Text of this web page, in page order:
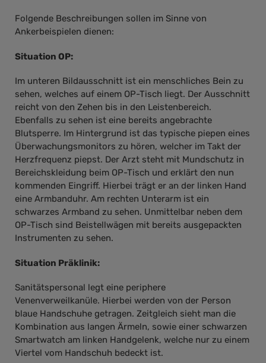
Folgende Beschreibungen sollen im Sinne von
Ankerbeispielen dienen:
Situation OP:
Im unteren Bildausschnitt ist ein menschliches Bein zu
sehen, welches auf einem OP-Tisch liegt. Der Ausschnitt
reicht von den Zehen bis in den Leistenbereich.
Ebenfalls zu sehen ist eine bereits angebrachte
Blutsperre. Im Hintergrund ist das typische piepen eines
Überwachungsmonitors zu hören, welcher im Takt der
Herzfrequenz piepst. Der Arzt steht mit Mundschutz in
Bereichskleidung beim OP-Tisch und erklärt den nun
kommenden Eingriff. Hierbei trägt er an der linken Hand
eine Armbanduhr. Am rechten Unterarm ist ein
schwarzes Armband zu sehen. Unmittelbar neben dem
OP-Tisch sind Beistellwägen mit bereits ausgepackten
Instrumenten zu sehen.
Situation Präklinik:
Sanitätspersonal legt eine periphere
Venenverweilkanüle. Hierbei werden von der Person
blaue Handschuhe getragen. Zeitgleich sieht man die
Kombination aus langen Ärmeln, sowie einer schwarzen
Smartwatch am linken Handgelenk, welche nur zu einem
Viertel vom Handschuh bedeckt ist.